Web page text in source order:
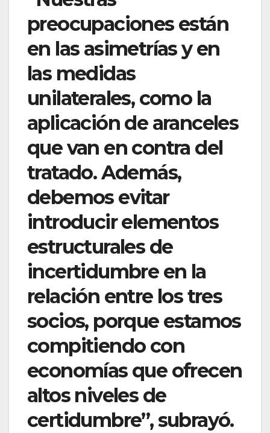
preocupaciones están
en las asimetrías y en
las medidas
unilaterales, como la
aplicación de aranceles
que van en contra del
tratado. Además,
debemos evitar
introducir elementos
estructurales de
incertidumbre en la
relación entre los tres
socios, porque estamos
compitiendo con
economías que ofrecen
altos niveles de
certidumbre”, subrayó.